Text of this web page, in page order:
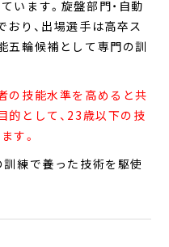
Support
/ 成長への取り組み
入社後の教育
技能五輪
います。旋盤部門・自動
り、出場選手は高卒ス
五輪候補として専門の訓
の技能水準を高めると共
的として、 23歳以下の技
す。
訓練で養った技術を駆使